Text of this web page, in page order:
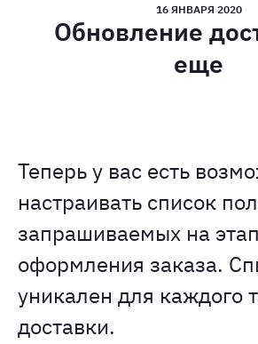
16 ЯНВАРЯ 2020
Обновление
еще
Теперь у вас есть
настраивать список
запрашиваемых на
оформления заказа.
уникален для каждого
доставки.